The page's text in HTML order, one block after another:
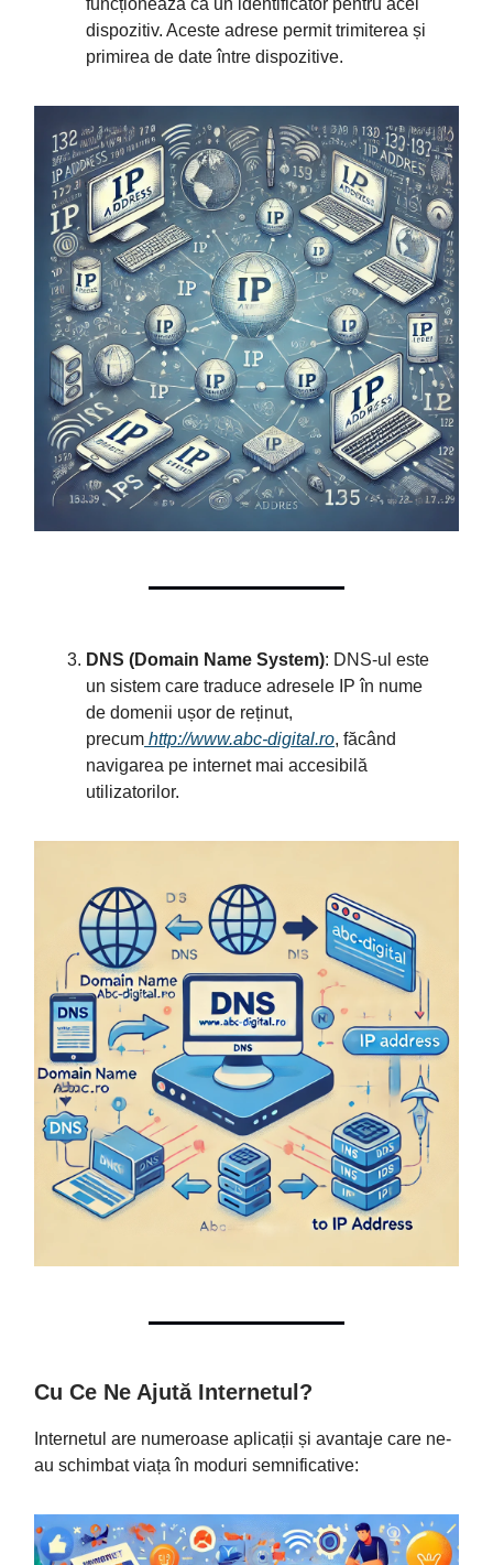
funcționează ca un identificator pentru acel
dispozitiv. Aceste adrese permit trimiterea și
primirea de date între dispozitive.
DNS (Domain Name System): DNS-ul este
un sistem care traduce adresele IP în nume
de domenii ușor de reținut,
precum http://www.abc-digital.ro, făcând
navigarea pe internet mai accesibilă
utilizatorilor.
Cu Ce Ne Ajută Internetul?
Internetul are numeroase aplicații și avantaje care ne-
au schimbat viața în moduri semnificative: